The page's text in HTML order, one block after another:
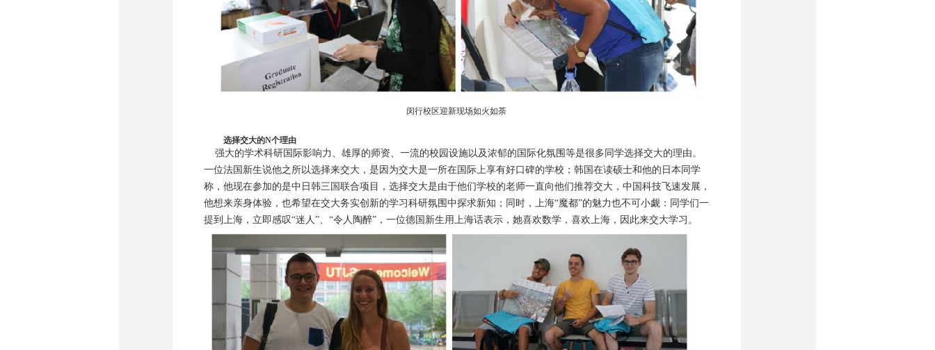
闵行校区迎新现场如火如荼
选择交大的N个理由
强大的学术科研国际影响力、雄厚的师资、一流的校园设施以及浓郁的国际化氛围等是很多同学选择交大的理由。
一位法国新生说他之所以选择来交大，是因为交大是一所在国际上享有好口碑的学校；韩国在读硕士和他的日本同学
称，他现在参加的是中日韩三国联合项目，选择交大是由于他们学校的老师一直向他们推荐交大，中国科技飞速发展，
他想来亲身体验，也希望在交大务实创新的学习科研氛围中探求新知；同时，上海“魔都”的魅力也不可小觑：同学们一
提到上海，立即感叹“迷人”、“令人陶醉”，一位德国新生用上海话表示，她喜欢数学，喜欢上海，因此来交大学习。